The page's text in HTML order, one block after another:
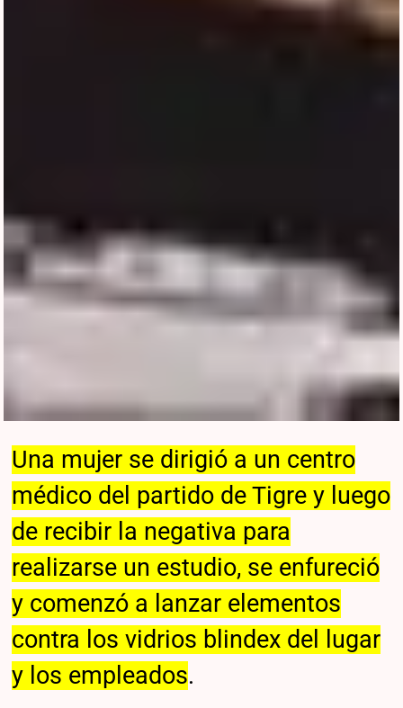
Una mujer se dirigió a un centro
médico del partido de Tigre y luego
de recibir la negativa para
realizarse un estudio, se enfureció
y comenzó a lanzar elementos
contra los vidrios blindex del lugar
y los empleados.